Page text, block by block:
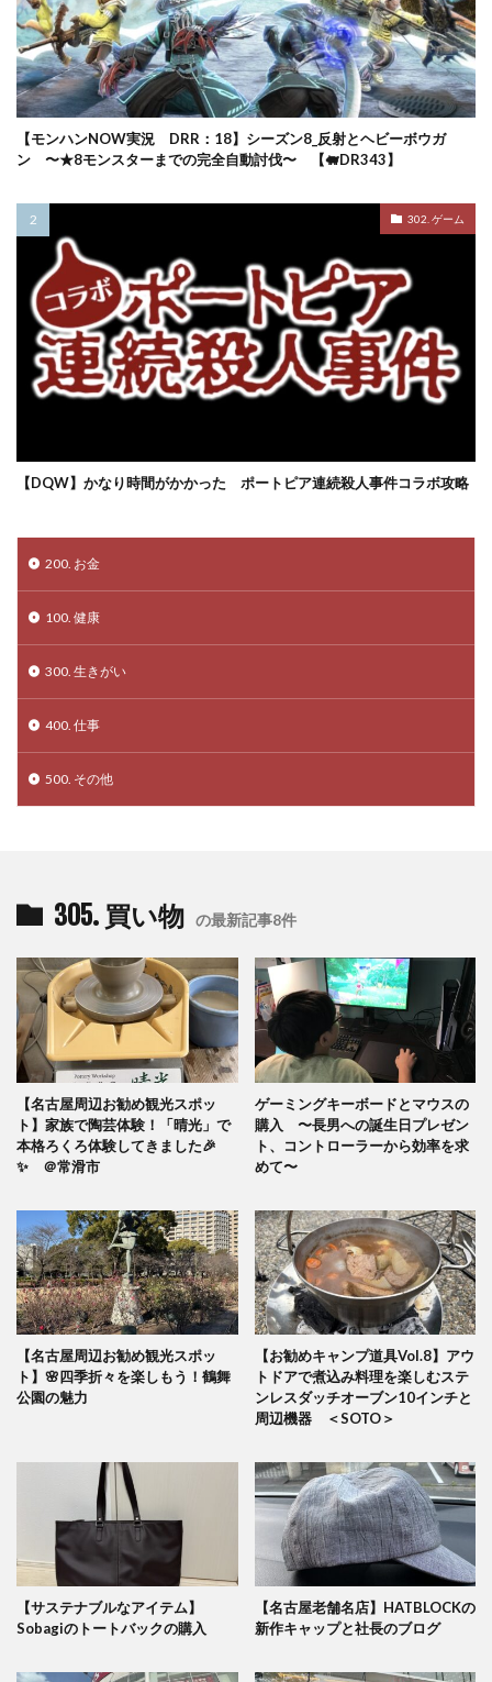
【モンハンNOW実況 DRR：18】シーズン8_反射とヘビーボウガ
ン 〜★8モンスターまでの完全自動討伐〜 【🐖DR343】
302. ゲーム
【DQW】かなり時間がかかった ポートピア連続殺人事件コラボ攻略
200. お金
100. 健康
300. 生きがい
400. 仕事
500. その他
305. 買い物 の最新記事8件
【名古屋周辺お勧め観光スポッ
ト】家族で陶芸体験！「晴光」で
本格ろくろ体験してきました🎉
✨ ＠常滑市
ゲーミングキーボードとマウスの
購入 〜長男への誕生日プレゼン
ト、コントローラーから効率を求
めて〜
【名古屋周辺お勧め観光スポッ
ト】🌸四季折々を楽しもう！鶴舞
公園の魅力
【お勧めキャンプ道具Vol.8】アウ
トドアで煮込み料理を楽しむステ
ンレスダッチオーブン10インチと
周辺機器 ＜SOTO＞
【サステナブルなアイテム】
Sobagiのトートバックの購入
【名古屋老舗名店】HATBLOCKの
新作キャップと社長のブログ